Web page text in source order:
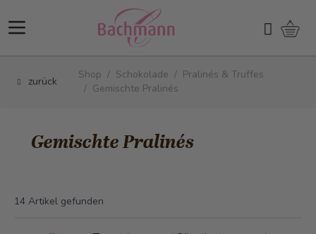
Suchen
zurück
Shop / Schokolade / Pralinés & Truffes
/ Gemischte Pralinés
Gemischte Pralinés
14 Artikel gefunden